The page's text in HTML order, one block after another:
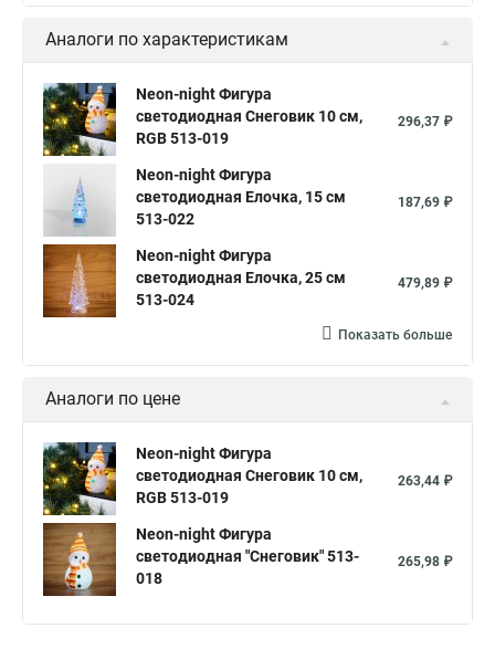
Аналоги по характеристикам
Neon-night Фигура
светодиодная Снеговик 10 см,
RGB 513-019
296,37 ₽
Neon-night Фигура
светодиодная Елочка, 15 см
513-022
187,69 ₽
Neon-night Фигура
светодиодная Елочка, 25 см
513-024
479,89 ₽
Показать больше
Аналоги по цене
Neon-night Фигура
светодиодная Снеговик 10 см,
RGB 513-019
263,44 ₽
Neon-night Фигура
светодиодная "Снеговик" 513-
018
265,98 ₽